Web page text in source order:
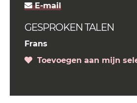
E-mail
GESPROKEN TALEN
Frans
Toevoegen aan mijn